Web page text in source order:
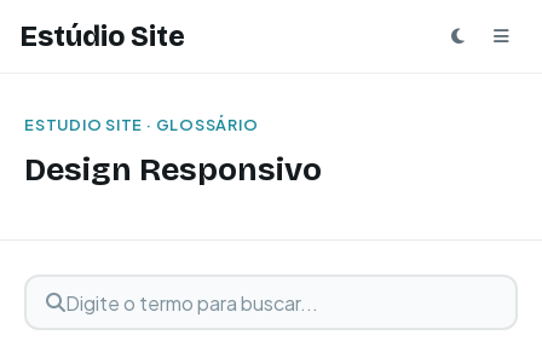
Estúdio Site
ESTUDIO SITE · GLOSSÁRIO
Design Responsivo
Buscar termo
Digite o termo para buscar